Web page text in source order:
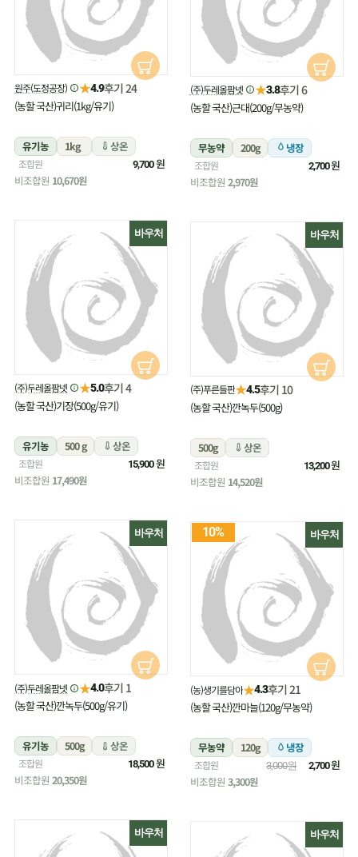
원주(도정공장) ★4.9후기 24
(농할 국산)귀리(1kg/유기)
유기농 1kg 상온
조합원 9,700원
비조합원 10,670원
(주)두레올팜넷 ★3.8후기 6
(농할 국산)근대(200g/무농약)
무농약 200g 냉장
조합원 2,700원
비조합원 2,970원
바우처
(주)두레올팜넷 ★5.0후기 4
(농할 국산)기장(500g/유기)
유기농 500 g 상온
조합원 15,900원
비조합원 17,490원
바우처
(주)푸른들판★4.5후기 10
(농할 국산)깐녹두(500g)
500g 상온
조합원 13,200원
비조합원 14,520원
바우처
(주)두레올팜넷 ★4.0후기 1
(농할 국산)깐녹두(500g/유기)
유기농 500g 상온
조합원 18,500원
비조합원 20,350원
바우처
10%
(농)생기를담아★4.3후기 21
(농할 국산)깐마늘(120g/무농약)
무농약 120g 냉장
조합원 3,000원 2,700원
비조합원 3,300원
바우처 바우처